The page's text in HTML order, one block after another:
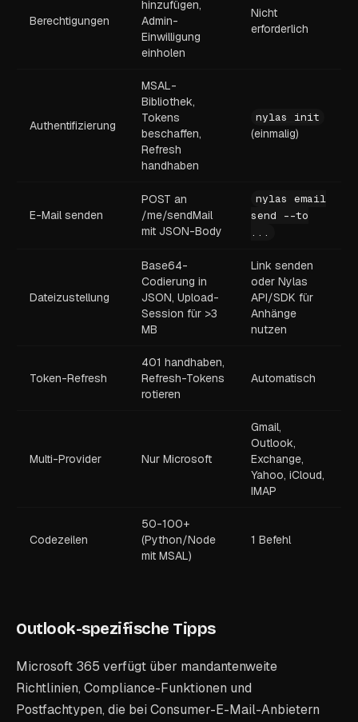
Berechtigungen
hinzufügen,
Admin-
Einwilligung
einholen
Nicht
erforderlich
Authentifizierung
MSAL-
Bibliothek,
Tokens
beschaffen,
Refresh
handhaben
nylas init
(einmalig)
E-Mail senden
POST an
/me/sendMail
mit JSON-Body
nylas email
send --to
...
Dateizustellung
Base64-
Codierung in
JSON, Upload-
Session für >3
MB
Link senden
oder Nylas
API/SDK für
Anhänge
nutzen
Token-Refresh
401 handhaben,
Refresh-Tokens
rotieren
Automatisch
Multi-Provider Nur Microsoft
Gmail,
Outlook,
Exchange,
Yahoo, iCloud,
IMAP
Codezeilen
50-100+
(Python/Node
mit MSAL)
1 Befehl
Outlook-spezifische Tipps
Microsoft 365 verfügt über mandantenweite
Richtlinien, Compliance-Funktionen und
Postfachtypen, die bei Consumer-E-Mail-Anbietern